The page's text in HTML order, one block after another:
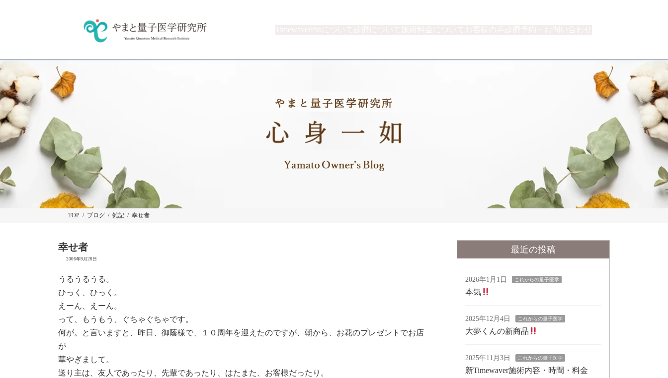
ス
ッ
プ
ン
移
動
TOP ブログ 雑記 幸せ者
幸せ者
2006年9月26日
うるうるうる。
ひっく、ひっく。
えーん、えーん。
って、もうもう、ぐちゃぐちゃです。
何が。と言いますと、昨日、御蔭様で、１０周年を迎えたのですが、朝から、お花のプレゼントでお店
が
華やぎまして。
送り主は、友人であったり、先輩であったり、はたまた、お客様だったり。
最近の投稿
2026年1月1日 これからの量子医学
本気
2025年12月4日 これからの量子医学
大夢くんの新商品
2025年11月3日 これからの量子医学
新Timewaver施術内容・時間・料金